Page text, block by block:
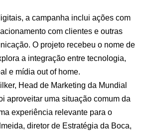
a campanha inclui ações com
com clientes e outras
O projeto recebeu o nome de
a integração entre tecnologia,
e mídia out of home.
Head de Marketing da Mundial
aproveitar uma situação comum da
experiência relevante para o
diretor de Estratégia da Boca,